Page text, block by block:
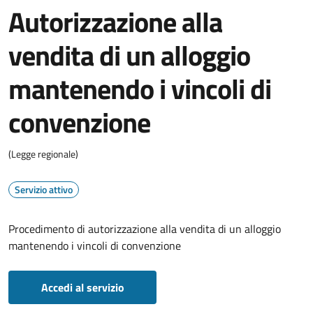
Autorizzazione alla
vendita di un alloggio
mantenendo i vincoli di
convenzione
(Legge regionale)
Servizio attivo
Procedimento di autorizzazione alla vendita di un alloggio
mantenendo i vincoli di convenzione
Accedi al servizio